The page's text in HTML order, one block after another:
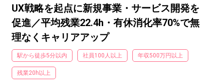
UX戦略を起点に新規事業・サービス開発を
促進／平均残業22.4h・有休消化率70%で無
理なくキャリアアップ
駅から徒歩5分以内 社員100人以上 年収500万円以上
残業20h以上